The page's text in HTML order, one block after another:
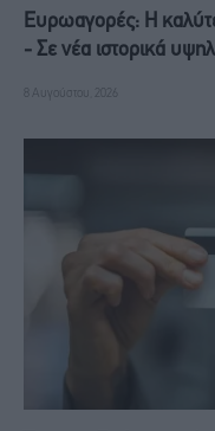
Ευρωαγορές: Η
- Σε νέα ιστορικά
8 Αυγούστου, 2026